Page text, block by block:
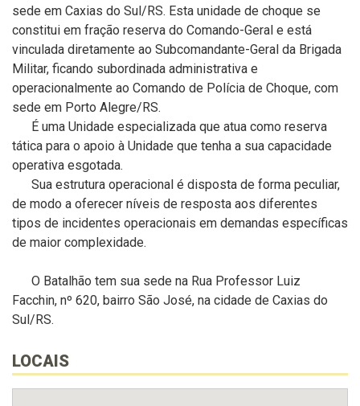
sede em Caxias do Sul/RS. Esta unidade de choque se
constitui em fração reserva do Comando-Geral e está
vinculada diretamente ao Subcomandante-Geral da Brigada
Militar, ficando subordinada administrativa e
operacionalmente ao Comando de Polícia de Choque, com
sede em Porto Alegre/RS.
É uma Unidade especializada que atua como reserva
tática para o apoio à Unidade que tenha a sua capacidade
operativa esgotada.
Sua estrutura operacional é disposta de forma peculiar,
de modo a oferecer níveis de resposta aos diferentes
tipos de incidentes operacionais em demandas específicas
de maior complexidade.
O Batalhão tem sua sede na Rua Professor Luiz
Facchin, nº 620, bairro São José, na cidade de Caxias do
Sul/RS.
LOCAIS